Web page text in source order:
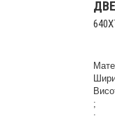
;
;